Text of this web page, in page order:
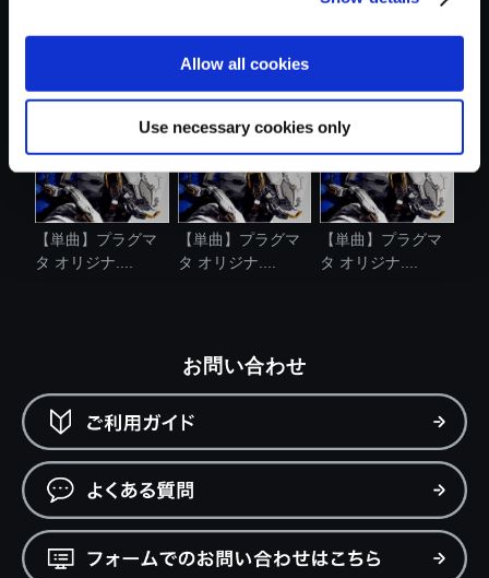
Allow all cookies
Use necessary cookies only
【単曲】プラグマ
タ オリジナ....
【単曲】プラグマ
タ オリジナ....
【単曲】プラグマ
タ オリジナ....
お問い合わせ